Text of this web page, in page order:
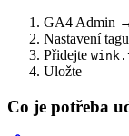
GA4 Admin
Nastavení
Přidejte
Uložte
Co je potřeba